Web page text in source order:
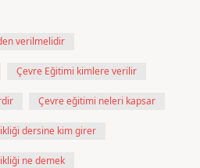
verilmelidir
Çevre Eğitimi kimlere verilir
Çevre eğitimi neleri kapsar
dersine kim girer
ne demek